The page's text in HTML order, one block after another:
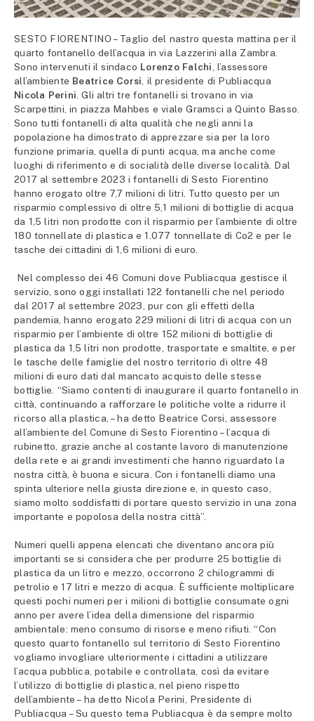
SESTO FIORENTINO – Taglio del nastro questa mattina per il
quarto fontanello dell’acqua in via Lazzerini alla Zambra.
Sono intervenuti il sindaco Lorenzo Falchi , l’assessore
all’ambiente Beatrice Corsi , il presidente di Publiacqua
Nicola Perini . Gli altri tre fontanelli si trovano in via
Scarpettini, in piazza Mahbes e viale Gramsci a Quinto Basso.
Sono tutti fontanelli di alta qualità che negli anni la
popolazione ha dimostrato di apprezzare sia per la loro
funzione primaria, quella di punti acqua, ma anche come
luoghi di riferimento e di socialità delle diverse località. Dal
2017 al settembre 2023 i fontanelli di Sesto Fiorentino
hanno erogato oltre 7,7 milioni di litri. Tutto questo per un
risparmio complessivo di oltre 5,1 milioni di bottiglie di acqua
da 1,5 litri non prodotte con il risparmio per l’ambiente di oltre
180 tonnellate di plastica e 1.077 tonnellate di Co2 e per le
tasche dei cittadini di 1,6 milioni di euro.
Nel complesso dei 46 Comuni dove Publiacqua gestisce il
servizio, sono oggi installati 122 fontanelli che nel periodo
dal 2017 al settembre 2023, pur con gli effetti della
pandemia, hanno erogato 229 milioni di litri di acqua con un
risparmio per l’ambiente di oltre 152 milioni di bottiglie di
plastica da 1,5 litri non prodotte, trasportate e smaltite, e per
le tasche delle famiglie del nostro territorio di oltre 48
milioni di euro dati dal mancato acquisto delle stesse
bottiglie. “Siamo contenti di inaugurare il quarto fontanello in
città, continuando a rafforzare le politiche volte a ridurre il
ricorso alla plastica, – ha detto Beatrice Corsi, assessore
all’ambiente del Comune di Sesto Fiorentino – l’acqua di
rubinetto, grazie anche al costante lavoro di manutenzione
della rete e ai grandi investimenti che hanno riguardato la
nostra città, è buona e sicura. Con i fontanelli diamo una
spinta ulteriore nella giusta direzione e, in questo caso,
siamo molto soddisfatti di portare questo servizio in una zona
importante e popolosa della nostra città”.
Numeri quelli appena elencati che diventano ancora più
importanti se si considera che per produrre 25 bottiglie di
plastica da un litro e mezzo, occorrono 2 chilogrammi di
petrolio e 17 litri e mezzo di acqua. È sufficiente moltiplicare
questi pochi numeri per i milioni di bottiglie consumate ogni
anno per avere l’idea della dimensione del risparmio
ambientale: meno consumo di risorse e meno rifiuti. “Con
questo quarto fontanello sul territorio di Sesto Fiorentino
vogliamo invogliare ulteriormente i cittadini a utilizzare
l’acqua pubblica, potabile e controllata, così da evitare
l’utilizzo di bottiglie di plastica, nel pieno rispetto
dell’ambiente – ha detto Nicola Perini, Presidente di
Publiacqua – Su questo tema Publiacqua è da sempre molto